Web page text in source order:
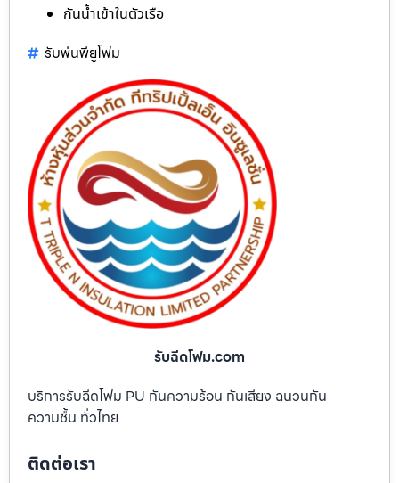
กันน้ำเข้าในตัวเรือ
รับพ่นพียูโฟม
รับฉีดโฟม.com
บริการรับฉีดโฟม PU กันความร้อน กันเสียง ฉนวนกัน
ความชื้น ทั่วไทย
ติดต่อเรา